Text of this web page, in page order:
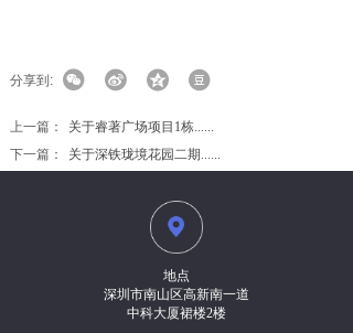
分享到:
上一篇：
关于睿著广场项目1栋......
下一篇：
关于深铁珑境花园二期......
地点
深圳市南山区高新南一道
中科大厦裙楼2楼